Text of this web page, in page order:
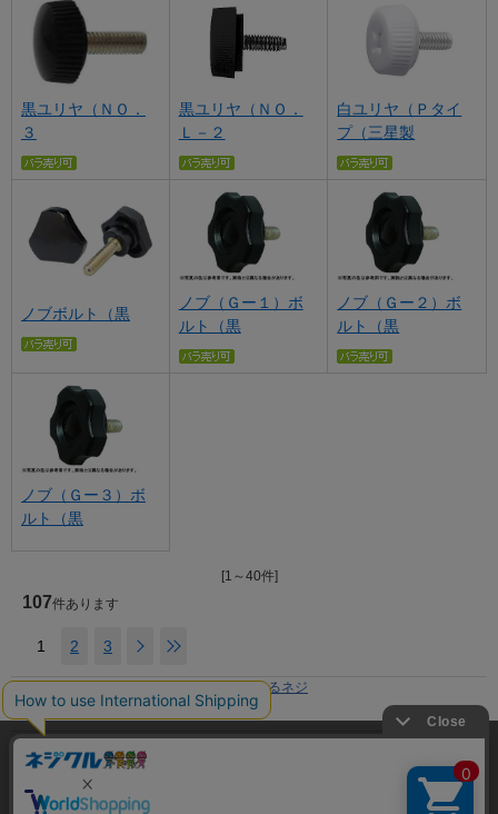
黒ユリヤ（ＮＯ．
３
黒ユリヤ（ＮＯ．
Ｌ－２
白ユリヤ（Ｐタイ
プ（三星製
ノブボルト（黒
ノブ（Ｇー１）ボ
ルト（黒
ノブ（Ｇー２）ボ
ルト（黒
ノブ（Ｇー３）ボ
ルト（黒
[1～40件]
107件あります
1 2 3
現在の位置
ホーム > ネジ種類 > 手でしめるネジ
プライバシーポリシー
当サイトでは利用体験の向上およびコンテンツの最適な提供、ト
ラフィックの分析を目的としてCookieを使用しています。
サイトの閲覧を継続された場合、Cookieの利用に同意したことも